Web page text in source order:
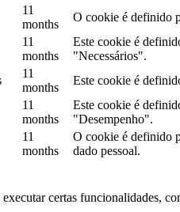
11
months
O cookie é definido
11
months
Este cookie é
"Necessários".
11
months
Este cookie é
11
months
Este cookie é
"Desempenho".
11
months
O cookie é definido
dado pessoal.
certas funcionalidades,